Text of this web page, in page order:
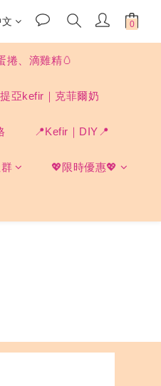
捲、滴雞精🥚
亞kefir｜克菲爾奶
📍Kefir｜DIY📍
💖限時優惠💖